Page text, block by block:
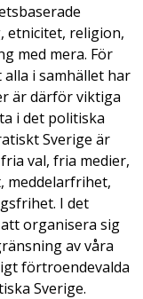
etnicitet, religion,
med mera. För
i samhället har
är därför viktiga
i det politiska
Sverige är
val, fria medier,
meddelarfrihet,
I det
organisera sig
av våra
förtroendevalda
Sverige.